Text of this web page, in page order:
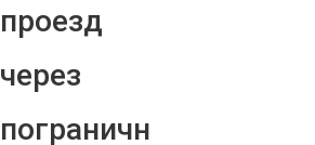
проезд
через
пограничн